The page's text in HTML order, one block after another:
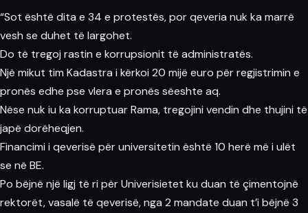
“Sot është dita e 34 e protestës, por qeveria nuk ka marrë
vesh se duhet të largohet.
Do të tregoj rastin e korrupsionit të administratës.
Një mikut tim Kadastra i kërkoi 20 mijë euro për regjistrimin e
pronës edhe pse vlera e pronës sëeshte aq.
Nëse nuk iu ka korruptuar Rama, tregojini vendin dhe thujini të
japë dorëheqjen.
Financimi i qeverisë për universitetin është 10 herë më i ulët
se në BE.
Po bëjnë një ligj të ri për Univerisietet ku duan të çimentojnë
rektorët, vasalë të qeverisë, nga 2 mandate duan t’i bëjnë 3